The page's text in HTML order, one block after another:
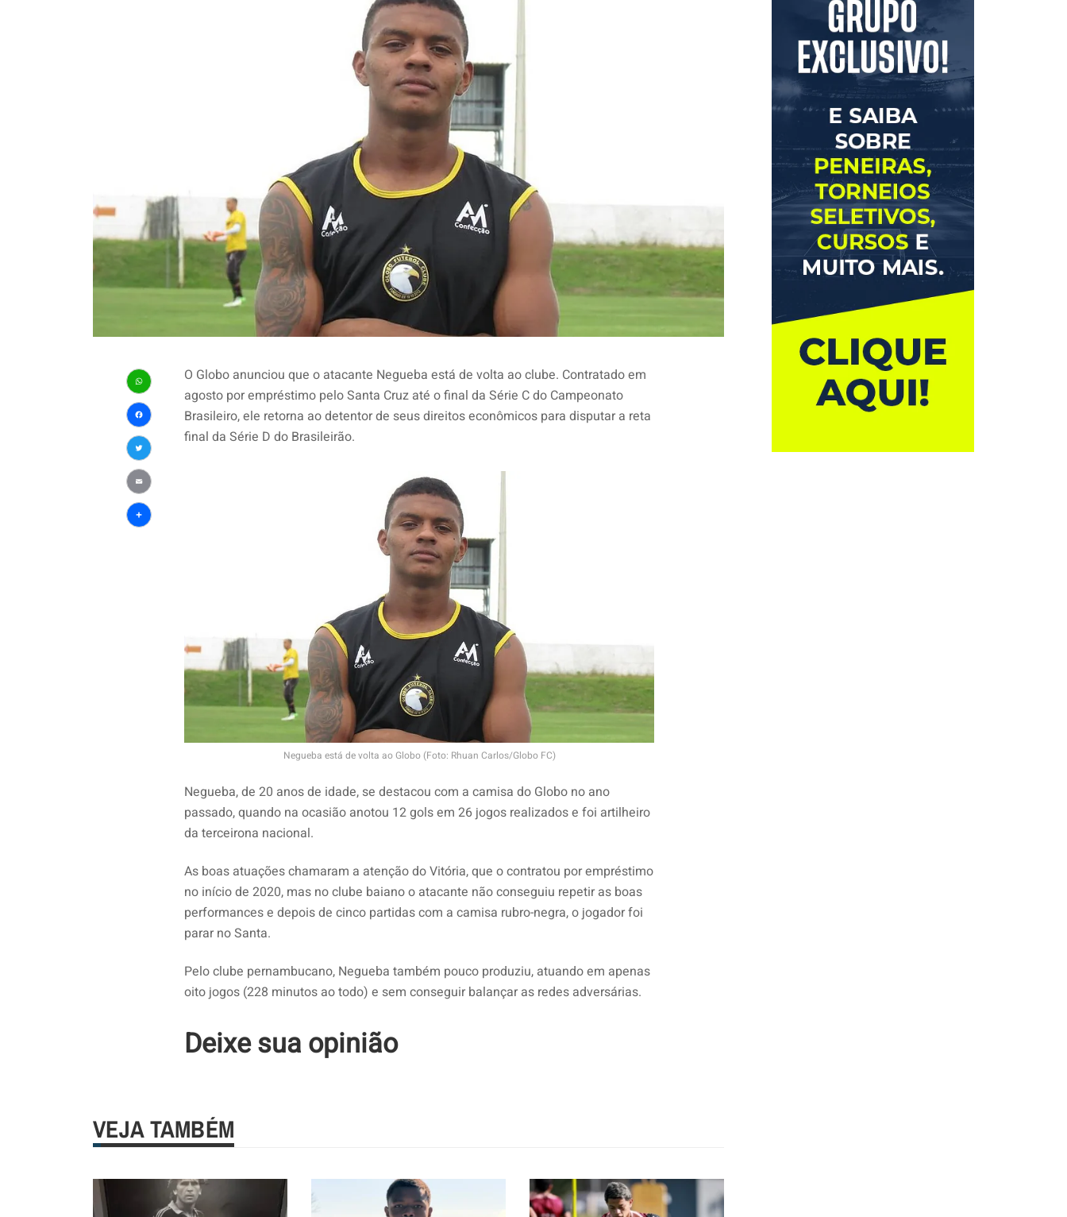
WhatsApp
Facebook
Twitter
Email
Share
O Globo anunciou que o atacante Negueba está de volta ao clube. Contratado em
agosto por empréstimo pelo Santa Cruz até o final da Série C do Campeonato
Brasileiro, ele retorna ao detentor de seus direitos econômicos para disputar a reta
final da Série D do Brasileirão.
Negueba está de volta ao Globo (Foto: Rhuan Carlos/Globo FC)
Negueba, de 20 anos de idade, se destacou com a camisa do Globo no ano
passado, quando na ocasião anotou 12 gols em 26 jogos realizados e foi artilheiro
da terceirona nacional.
As boas atuações chamaram a atenção do Vitória, que o contratou por empréstimo
no início de 2020, mas no clube baiano o atacante não conseguiu repetir as boas
performances e depois de cinco partidas com a camisa rubro-negra, o jogador foi
parar no Santa.
Pelo clube pernambucano, Negueba também pouco produziu, atuando em apenas
oito jogos (228 minutos ao todo) e sem conseguir balançar as redes adversárias.
Deixe sua opinião
VEJA TAMBÉM